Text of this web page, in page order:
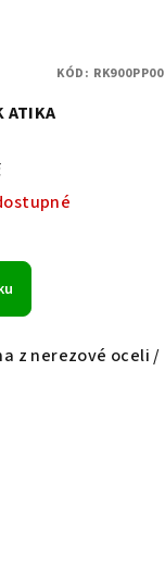
ATIKA
z nerezové oceli /
KÓD: RK900PP00